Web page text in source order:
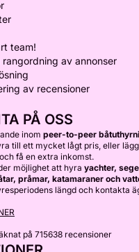
team!
av annonser
av recensioner
PÅ OSS
inom peer-to-peer
till ett mycket lågt pris, eller
få en extra inkomst.
möjlighet att hyra yachter,
pråmar, katamaraner och
längd och kontakta
på 715638 recensioner